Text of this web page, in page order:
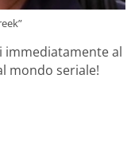
immediatamente al
mondo seriale!